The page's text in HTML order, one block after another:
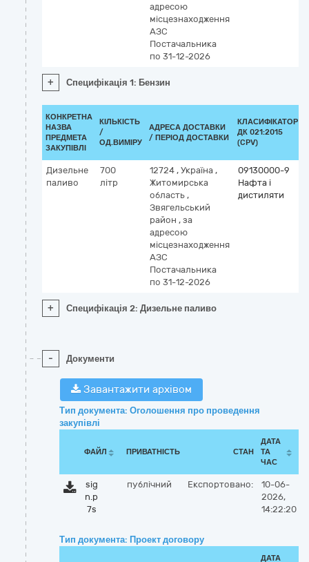
адресою
місцезнаходження
АЗС
Постачальника
по 31-12-2026
+ Специфікація 1: Бензин
КОНКРЕТНА
НАЗВА
ПРЕДМЕТА
ЗАКУПІВЛІ
КІЛЬКІСТЬ
/
ОД.ВИМІРУ
АДРЕСА ДОСТАВКИ
/ ПЕРІОД ДОСТАВКИ
КЛАСИФІКАТОР
ДК 021:2015
(CPV)
Дизельне
паливо
700
літр
12724 , Україна ,
Житомирська
область ,
Звягельський
район , за
адресою
місцезнаходження
АЗС
Постачальника
по 31-12-2026
09130000-9
Нафта і
дистиляти
+ Специфікація 2: Дизельне паливо
- Документи
Завантажити архівом
Тип документа: Оголошення про проведення
закупівлі
ФАЙЛ ПРИВАТНІСТЬ СТАН
ДАТА
ТА
ЧАС
sig
n.p
7s
публічний Експортовано:
10-06-
2026,
14:22:20
Тип документа: Проект договору
ДАТА